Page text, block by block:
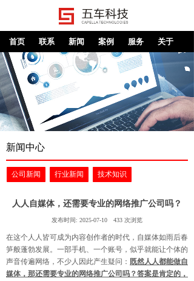
首页 联系 新闻 案例 服务 关于
新闻中心
公司新闻 行业新闻 技术知识
人人自媒体，还需要专业的网络推广公司吗？
发布时间: 2025-07-10 433 次浏览
在这个人人皆可成为内容创作者的时代，自媒体如雨后春
笋般蓬勃发展。一部手机、一个账号，似乎就能让个体的
声音传遍网络，不少人因此产生疑问： 既然人人都能做自
媒体，那还需要专业的网络推广公司吗？答案是肯定的，